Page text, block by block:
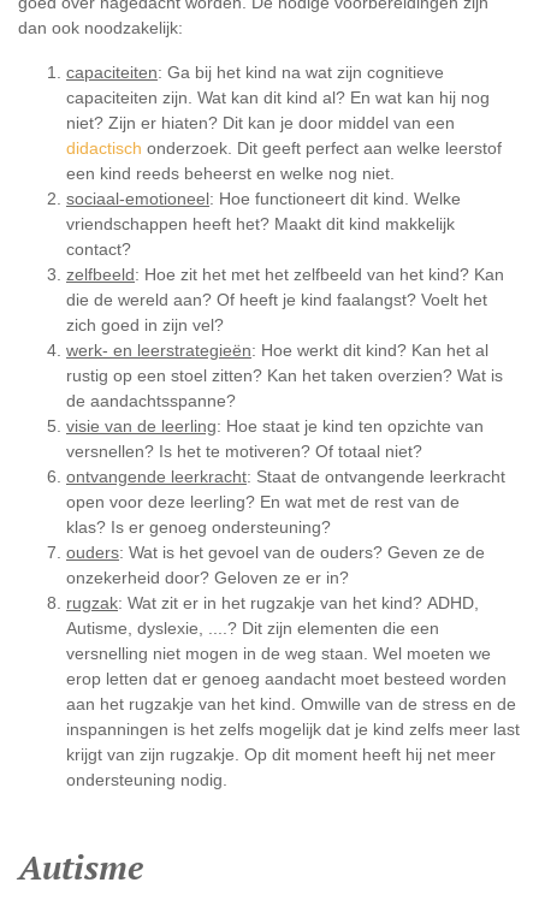
dan ook noodzakelijk:
capaciteiten: Ga bij het kind na wat zijn cognitieve
capaciteiten zijn. Wat kan dit kind al? En wat kan hij nog
niet? Zijn er hiaten? Dit kan je door middel van een
didactisch onderzoek. Dit geeft perfect aan welke leerstof
een kind reeds beheerst en welke nog niet.
sociaal-emotioneel: Hoe functioneert dit kind. Welke
vriendschappen heeft het? Maakt dit kind makkelijk
contact?
zelfbeeld: Hoe zit het met het zelfbeeld van het kind? Kan
die de wereld aan? Of heeft je kind faalangst? Voelt het
zich goed in zijn vel?
werk- en leerstrategieën: Hoe werkt dit kind? Kan het al
rustig op een stoel zitten? Kan het taken overzien? Wat is
de aandachtsspanne?
visie van de leerling: Hoe staat je kind ten opzichte van
versnellen? Is het te motiveren? Of totaal niet?
ontvangende leerkracht: Staat de ontvangende leerkracht
open voor deze leerling? En wat met de rest van de
klas? Is er genoeg ondersteuning?
ouders: Wat is het gevoel van de ouders? Geven ze de
onzekerheid door? Geloven ze er in?
rugzak: Wat zit er in het rugzakje van het kind? ADHD,
Autisme, dyslexie, ....? Dit zijn elementen die een
versnelling niet mogen in de weg staan. Wel moeten we
erop letten dat er genoeg aandacht moet besteed worden
aan het rugzakje van het kind. Omwille van de stress en de
inspanningen is het zelfs mogelijk dat je kind zelfs meer last
krijgt van zijn rugzakje. Op dit moment heeft hij net meer
ondersteuning nodig.
Autisme